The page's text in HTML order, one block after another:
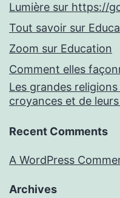
Lumière sur https://
Tout savoir sur
Zoom sur Education
Comment elles
Les grandes
croyances et de
Recent Comments
A WordPress
Archives